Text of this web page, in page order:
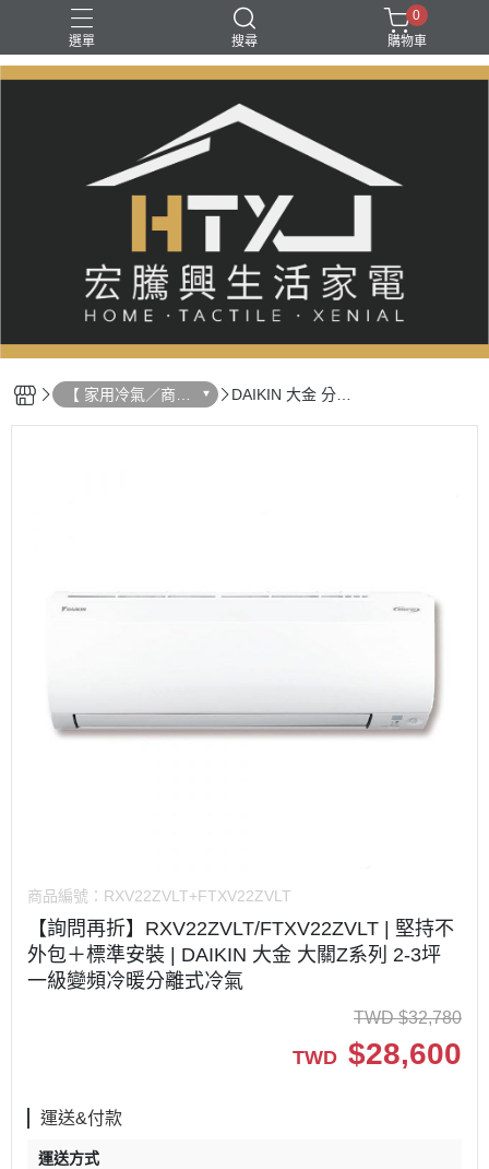
選單 搜尋
0
購物車
【 家用冷氣／商用
空調 】
DAIKIN 大金 分離
商品編號： RXV22ZVLT+FTXV22ZVLT
【詢問再折】RXV22ZVLT/FTXV22ZVLT | 堅持不
外包＋標準安裝 | DAIKIN 大金 大關Z系列 2-3坪
一級變頻冷暖分離式冷氣
TWD $32,780
TWD $28,600
運送&付款
運送方式